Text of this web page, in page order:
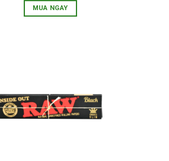
MUA NGAY